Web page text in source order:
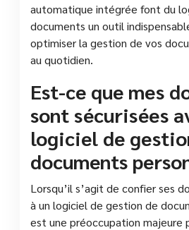
automatique intégrée font du
documents un outil
optimiser la gestion de vos
au quotidien.
Est-ce que mes
sont sécurisées
logiciel de
documents
Lorsqu’il s’agit de confier ses
à un logiciel de gestion de
est une préoccupation majeure